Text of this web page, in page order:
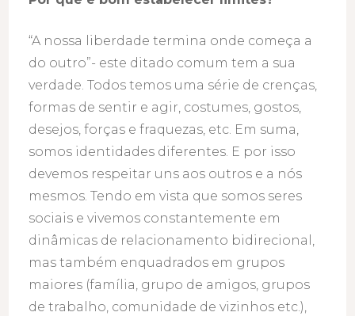
“A nossa liberdade termina onde começa a
do outro”- este ditado comum tem a sua
verdade. Todos temos uma série de crenças,
formas de sentir e agir, costumes, gostos,
desejos, forças e fraquezas, etc. Em suma,
somos identidades diferentes. E por isso
devemos respeitar uns aos outros e a nós
mesmos. Tendo em vista que somos seres
sociais e vivemos constantemente em
dinâmicas de relacionamento bidirecional,
mas também enquadrados em grupos
maiores (família, grupo de amigos, grupos
de trabalho, comunidade de vizinhos etc.),